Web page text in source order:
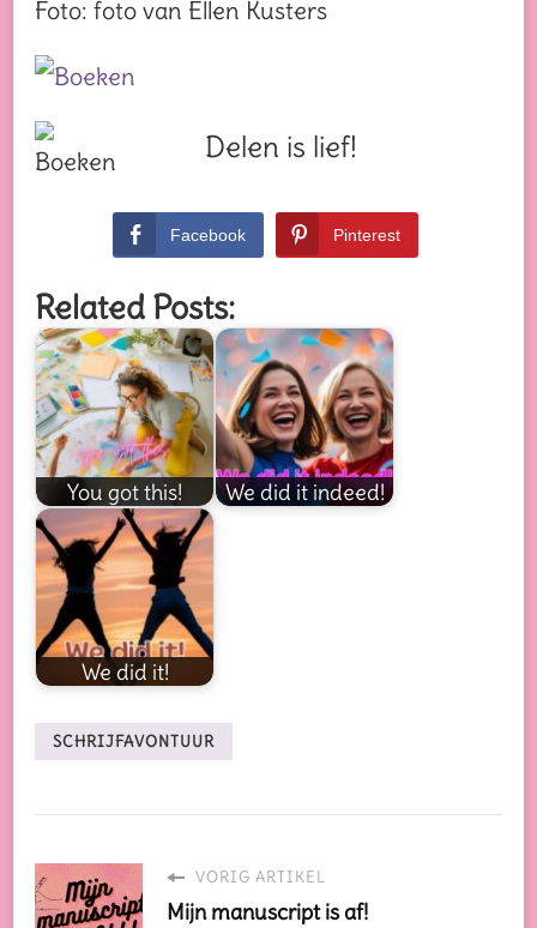
Foto: foto van Ellen Kusters
Delen is lief!
Facebook Pinterest
Related Posts:
You got this! We did it indeed!
We did it!
SCHRIJFAVONTUUR
VORIG ARTIKEL
Mijn manuscript is af!